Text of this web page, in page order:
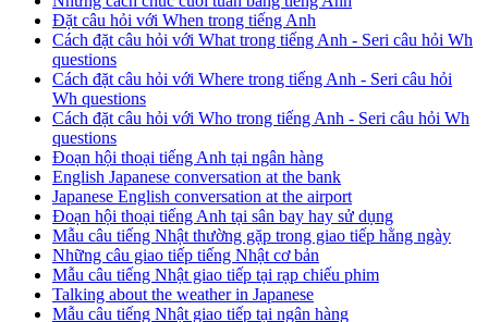
Đặt câu hỏi với When trong tiếng Anh
Cách đặt câu hỏi với What trong tiếng Anh - Seri câu hỏi Wh
questions
Cách đặt câu hỏi với Where trong tiếng Anh - Seri câu hỏi
Wh questions
Cách đặt câu hỏi với Who trong tiếng Anh - Seri câu hỏi Wh
questions
Đoạn hội thoại tiếng Anh tại ngân hàng
English Japanese conversation at the bank
Japanese English conversation at the airport
Đoạn hội thoại tiếng Anh tại sân bay hay sử dụng
Mẫu câu tiếng Nhật thường gặp trong giao tiếp hằng ngày
Những câu giao tiếp tiếng Nhật cơ bản
Mẫu câu tiếng Nhật giao tiếp tại rạp chiếu phim
Talking about the weather in Japanese
Mẫu câu tiếng Nhật giao tiếp tại ngân hàng